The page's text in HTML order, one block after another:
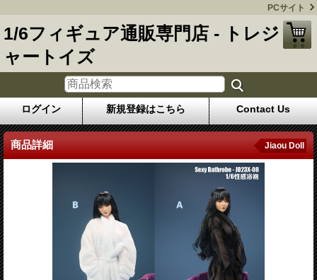
PCサイト
1/6フィギュア通販専門店 - トレジ
ャートイズ
ログイン 新規登録はこちら Contact Us
商品詳細 Jiaou Doll